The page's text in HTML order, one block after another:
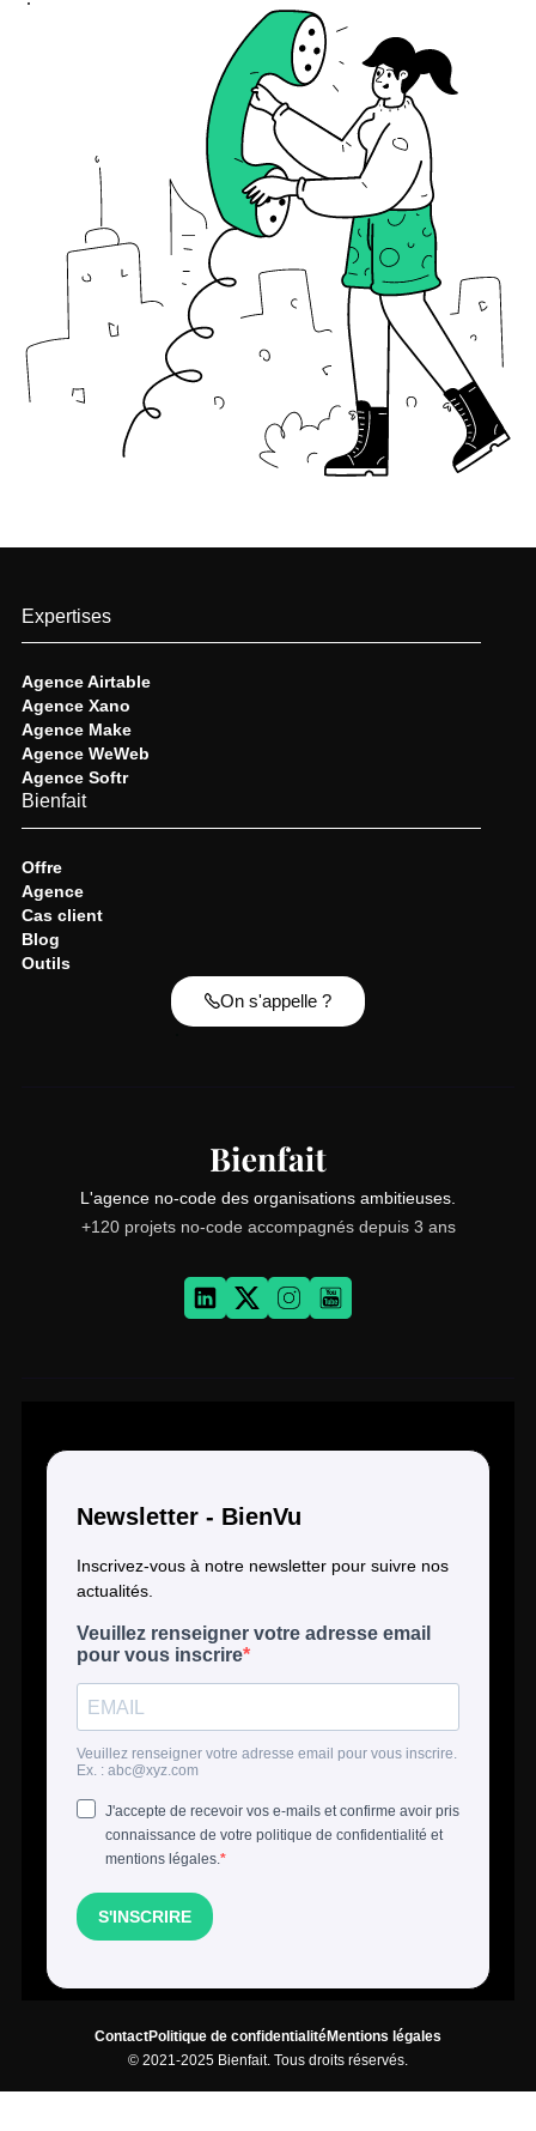
L'agence no-code des organisations ambitieuses.
+120 projets no-code accompagnés depuis 3 ans
Expertises
Agence Airtable
Agence Xano
Agence Make
Agence WeWeb
Agence Softr
Bienfait
Offre
Agence
Cas client
Blog
Outils
On s'appelle ?
© 2021-2025 Bienfait. Tous droits réservés.
ContactPolitique de confidentialitéMentions légales